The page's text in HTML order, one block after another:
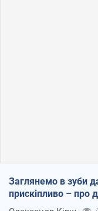
Заглянемо в зуби
прискіпливо – про